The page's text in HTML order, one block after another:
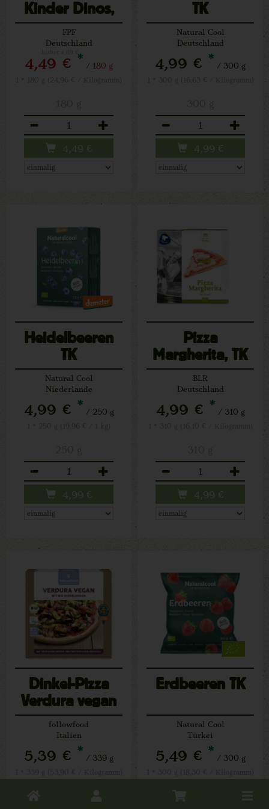
Kinder Dinos,
TK
FPF
Deutschland
4,49 € * / 180 g
4,49 €
TK
Natural Cool
Deutschland
4,99 € * / 300 g
4,99 €
Heidelbeeren
TK
Natural Cool
Niederlande
4,99 € * / 250 g
4,99 €
Pizza
Margherita, TK
BLR
Deutschland
4,99 € * / 310 g
4,99 €
Dinkel-Pizza
Verdura vegan
TK
followfood
Italien
5,39 € * / 339 g
Erdbeeren TK
Natural Cool
Türkei
5,49 € * / 300 g
Toggle